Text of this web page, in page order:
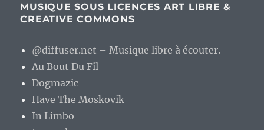
MUSIQUE SOUS LICENCES ART LIBRE &
CREATIVE COMMONS
@diffuser.net – Musique libre à écouter.
Au Bout Du Fil
Dogmazic
Have The Moskovik
In Limbo